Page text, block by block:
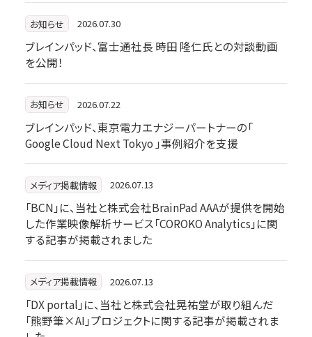
お知らせ 2026.07.30
ブレインパッド、富士通社長 時田 隆仁氏との対談動画
を公開！
お知らせ 2026.07.22
ブレインパッド、東京電力エナジーパートナーの「
Google Cloud Next Tokyo 」事例紹介を支援
メディア掲載情報 2026.07.13
「BCN」に、当社と株式会社BrainPad AAAが提供を開始
した作業映像解析サービス「COROKO Analytics」に関
する記事が掲載されました
メディア掲載情報 2026.07.13
「DX portal」に、当社と株式会社晃祐堂が取り組んだ
「熊野筆×AI」プロジェクトに関する記事が掲載されま